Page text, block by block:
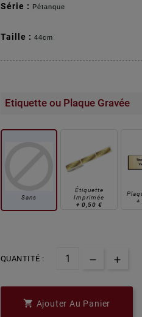
Série : Pétanque
Taille : 44cm
Etiquette ou Plaque Gravée
Sans
Étiquette
Imprimée
+ 0,50 €
+
QUANTITÉ :
 Ajouter Au Panier